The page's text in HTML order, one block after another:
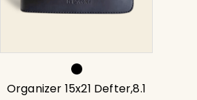
Organizer 15x21 Defter,8.1